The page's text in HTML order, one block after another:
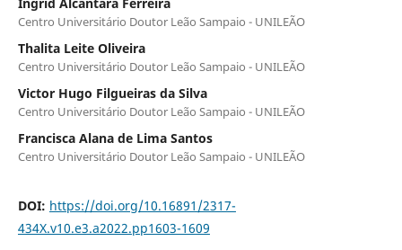
Centro Universitário Doutor Leão Sampaio - UNILEÃO
Thalita Leite Oliveira
Centro Universitário Doutor Leão Sampaio - UNILEÃO
Victor Hugo Filgueiras da Silva
Centro Universitário Doutor Leão Sampaio - UNILEÃO
Francisca Alana de Lima Santos
Centro Universitário Doutor Leão Sampaio - UNILEÃO
DOI: https://doi.org/10.16891/2317-
434X.v10.e3.a2022.pp1603-1609